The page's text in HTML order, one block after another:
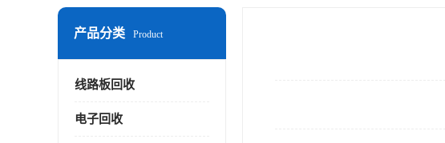
产品分类 Product
线路板回收
电子回收